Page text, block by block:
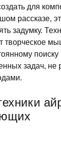
для
рассказе,
задумку.
творческое
задач, не